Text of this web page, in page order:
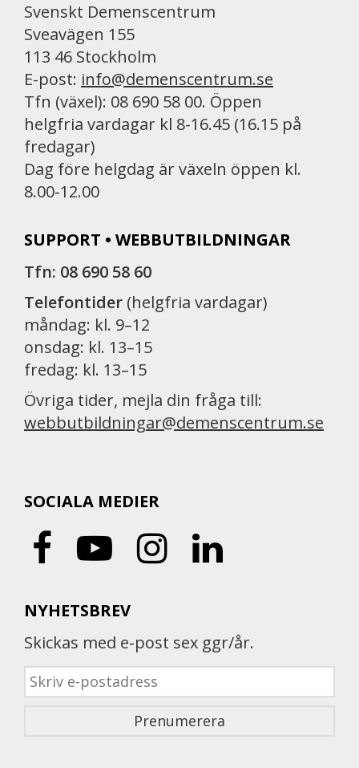
Svenskt Demenscentrum
Sveavägen 155
113 46 Stockholm
E-post: info@demenscentrum.se
Tfn (växel): 08 690 58 00. Öppen
helgfria vardagar kl 8-16.45 (16.15 på
fredagar)
Dag före helgdag är växeln öppen kl.
8.00-12.00
SUPPORT • WEBBUTBILDNINGAR
Tfn: 08 690 58 60
Telefontider (helgfria vardagar)
måndag: kl. 9–12
onsdag: kl. 13–15
fredag: kl. 13–15
Övriga tider, mejla din fråga till:
webbutbildningar@demenscentrum.se
SOCIALA MEDIER
NYHETSBREV
Skickas med e-post sex ggr/år.